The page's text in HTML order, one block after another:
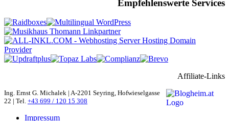
Empfehlenswerte Services
Affiliate-Links
Ing. Ernst G. Michalek | A-2201 Seyring, Hofwieselgasse
22 | Tel. +43 699 / 120 15 308
Impressum